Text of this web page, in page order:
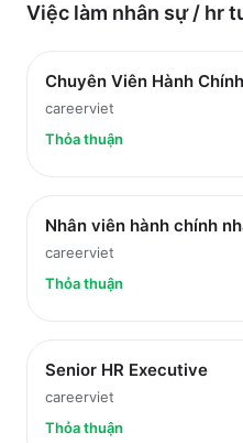
Việc làm nhân sự / hr
Chuyên Viên Hành
careerviet
Thỏa thuận
Nhân viên hành chính
careerviet
Thỏa thuận
Senior HR Executive
careerviet
Thỏa thuận